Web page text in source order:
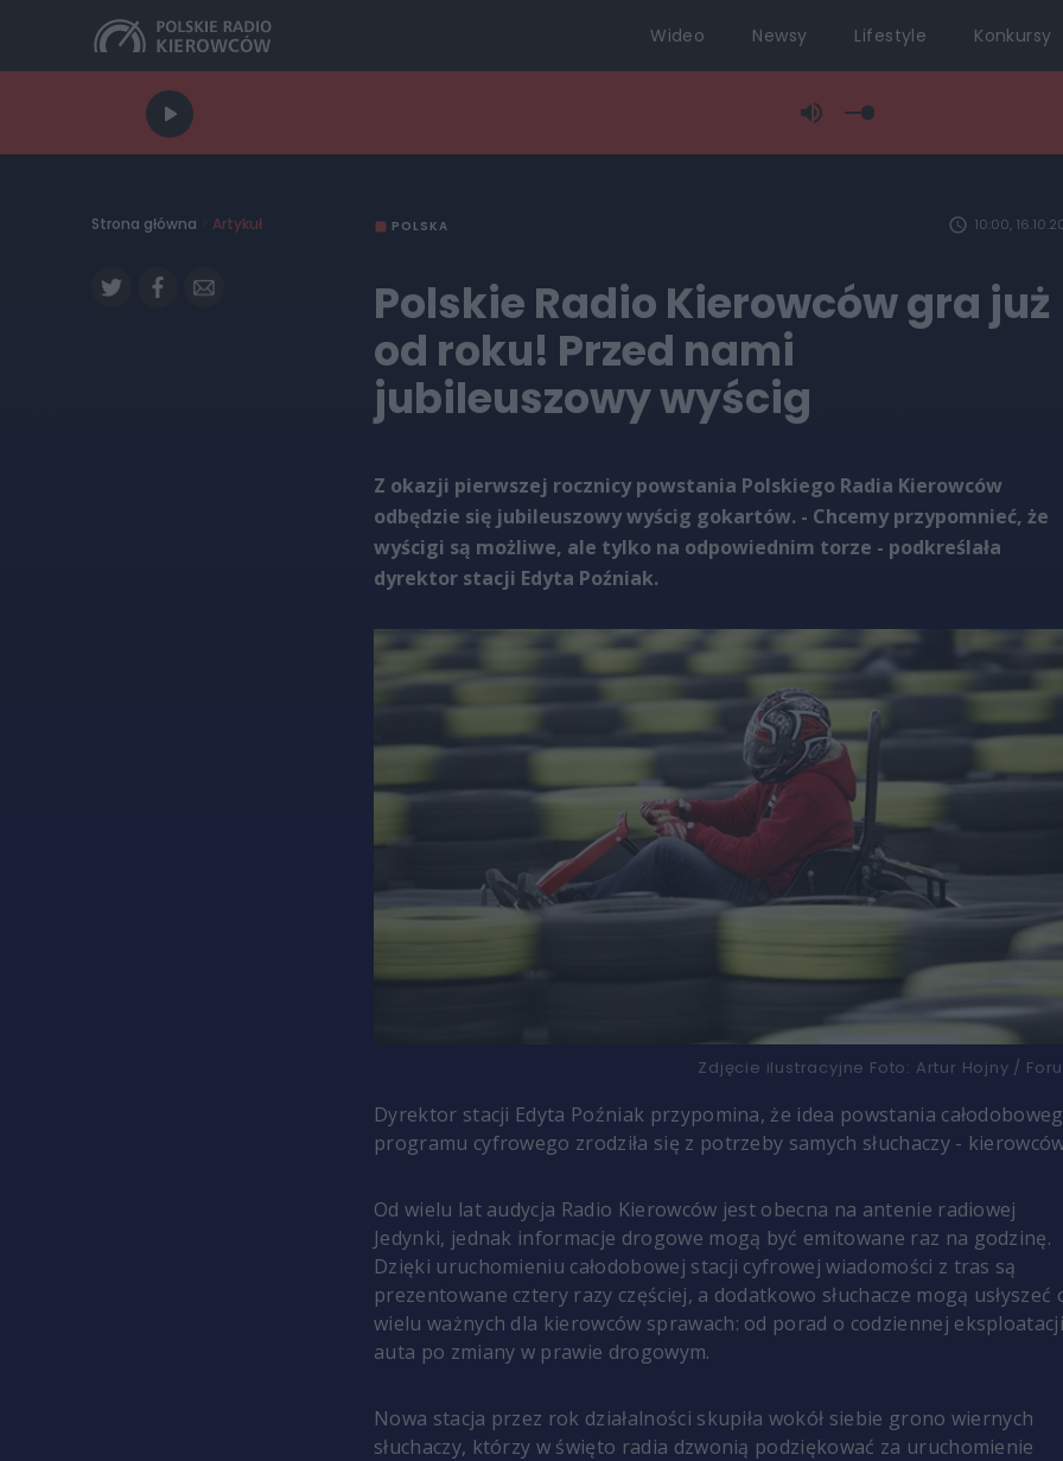
Wideo Newsy Lifestyle Konkursy
Strona główna Artykuł POLSKA 10:00,
Polskie Radio Kierowców gra już
od roku! Przed nami
jubileuszowy wyścig
Z okazji pierwszej rocznicy powstania Polskiego Radia Kierowców
odbędzie się jubileuszowy wyścig gokartów. - Chcemy przypomnieć, że
wyścigi są możliwe, ale tylko na odpowiednim torze - podkreślała
dyrektor stacji Edyta Poźniak.
Zdjęcie ilustracyjne Foto: Artur Hojny /
Dyrektor stacji Edyta Poźniak przypomina, że idea powstania
programu cyfrowego zrodziła się z potrzeby samych słuchaczy -
Od wielu lat audycja Radio Kierowców jest obecna na antenie radiowej
Jedynki, jednak informacje drogowe mogą być emitowane raz na godzinę.
Dzięki uruchomieniu całodobowej stacji cyfrowej wiadomości z tras są
prezentowane cztery razy częściej, a dodatkowo słuchacze mogą usłyszeć
wielu ważnych dla kierowców sprawach: od porad o codziennej
auta po zmiany w prawie drogowym.
Nowa stacja przez rok działalności skupiła wokół siebie grono wiernych
słuchaczy, którzy w święto radia dzwonią podziękować za uruchomienie